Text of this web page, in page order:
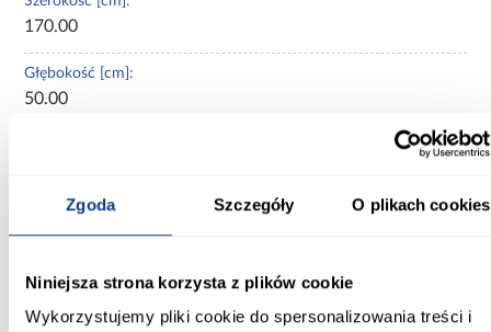
Zgoda Szczegóły O plikach cookies
Niniejsza strona korzysta z plików cookie
Wykorzystujemy pliki cookie do spersonalizowania treści i
170.00
Głębokość [cm]:
50.00
Kolor frontów:
Kolor korpusu:
biały